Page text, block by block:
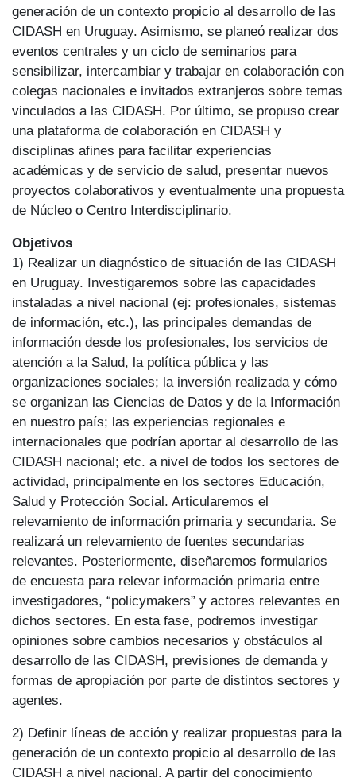
generación de un contexto propicio al desarrollo de las
CIDASH en Uruguay. Asimismo, se planeó realizar dos
eventos centrales y un ciclo de seminarios para
sensibilizar, intercambiar y trabajar en colaboración con
colegas nacionales e invitados extranjeros sobre temas
vinculados a las CIDASH. Por último, se propuso crear
una plataforma de colaboración en CIDASH y
disciplinas afines para facilitar experiencias
académicas y de servicio de salud, presentar nuevos
proyectos colaborativos y eventualmente una propuesta
de Núcleo o Centro Interdisciplinario.
Objetivos
1) Realizar un diagnóstico de situación de las CIDASH
en Uruguay. Investigaremos sobre las capacidades
instaladas a nivel nacional (ej: profesionales, sistemas
de información, etc.), las principales demandas de
información desde los profesionales, los servicios de
atención a la Salud, la política pública y las
organizaciones sociales; la inversión realizada y cómo
se organizan las Ciencias de Datos y de la Información
en nuestro país; las experiencias regionales e
internacionales que podrían aportar al desarrollo de las
CIDASH nacional; etc. a nivel de todos los sectores de
actividad, principalmente en los sectores Educación,
Salud y Protección Social. Articularemos el
relevamiento de información primaria y secundaria. Se
realizará un relevamiento de fuentes secundarias
relevantes. Posteriormente, diseñaremos formularios
de encuesta para relevar información primaria entre
investigadores, “policymakers” y actores relevantes en
dichos sectores. En esta fase, podremos investigar
opiniones sobre cambios necesarios y obstáculos al
desarrollo de las CIDASH, previsiones de demanda y
formas de apropiación por parte de distintos sectores y
agentes.
2) Definir líneas de acción y realizar propuestas para la
generación de un contexto propicio al desarrollo de las
CIDASH a nivel nacional. A partir del conocimiento